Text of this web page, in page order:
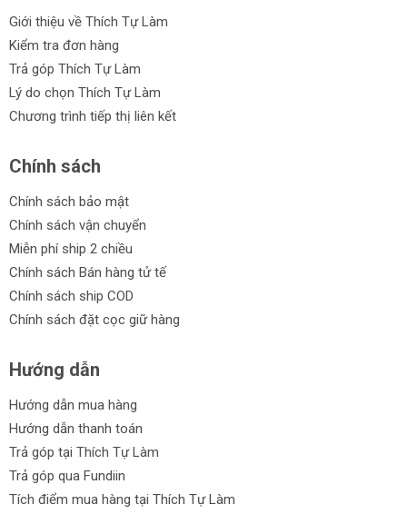
Giới thiệu về Thích Tự Làm
Kiểm tra đơn hàng
Trả góp Thích Tự Làm
Lý do chọn Thích Tự Làm
Chương trình tiếp thị liên kết
Chính sách
Chính sách bảo mật
Chính sách vận chuyển
Miễn phí ship 2 chiều
Chính sách Bán hàng tử tế
Chính sách ship COD
Chính sách đặt cọc giữ hàng
Hướng dẫn
Hướng dẫn mua hàng
Hướng dẫn thanh toán
Trả góp tại Thích Tự Làm
Trả góp qua Fundiin
Tích điểm mua hàng tại Thích Tự Làm